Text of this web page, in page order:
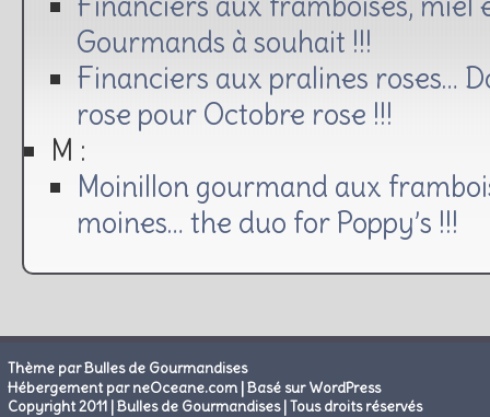
Gourmands à souhait !!!
Financiers aux pralines roses…
rose pour Octobre rose !!!
M :
Moinillon gourmand aux
moines… the duo for Poppy’s !!!
Thème par Bulles de Gourmandises
Hébergement par neOceane.com |Basé sur WordPress
Copyright 2011 | Bulles de Gourmandises | Tous droits réservés